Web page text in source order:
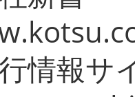
情報サ